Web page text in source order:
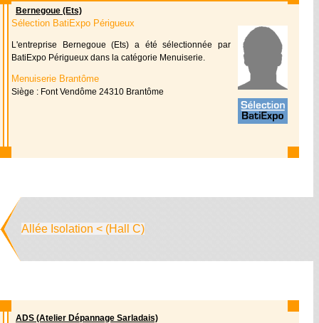
Bernegoue (Ets)
Sélection BatiExpo Périgueux
L'entreprise Bernegoue (Ets) a été sélectionnée par
BatiExpo Périgueux dans la catégorie Menuiserie.
Menuiserie Brantôme
Siège : Font Vendôme 24310 Brantôme
Allée Isolation < (Hall C)
ADS (Atelier Dépannage Sarladais)